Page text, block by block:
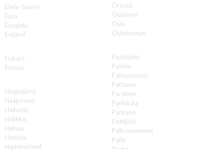
Etelä-Suomi
Eura
Eurajoki
Evijärvi
Fiskars
Forssa
Haapajärvi
Haapavesi
Hailuoto
Halikko
Halsua
Hamina
Hammarland
Orivesi
Oulainen
Oulu
Outokumpu
Padasjoki
Paimio
Pallastunturi
Paltamo
Parainen
Parikkala
Parkano
Pattijoki
Pelkosenniemi
Pello